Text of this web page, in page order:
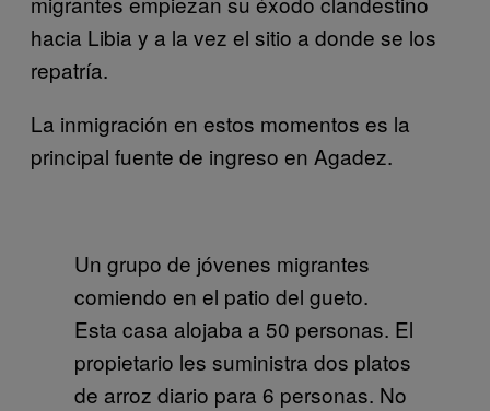
hacia Libia y a la vez el sitio a donde se los
repatría.
La inmigración en estos momentos es la
principal fuente de ingreso en Agadez.
Un grupo de jóvenes migrantes
comiendo en el patio del gueto.
Esta casa alojaba a 50 personas. El
propietario les suministra dos platos
de arroz diario para 6 personas. No